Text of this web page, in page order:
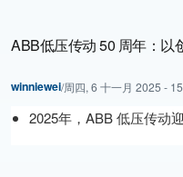
ABB低压传动 50 周年：以
winniewei/周四, 6 十一月 2025 -
2025年，ABB 低压传动